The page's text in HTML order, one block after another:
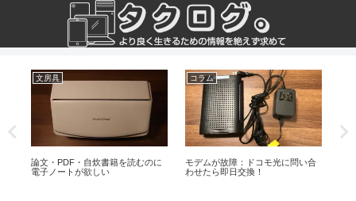
文房具
論文・PDF・自炊書籍を読むのに
電子ノートが欲しい
コラム
モデムが故障：ドコモ光に問い合
わせたら即日交換！